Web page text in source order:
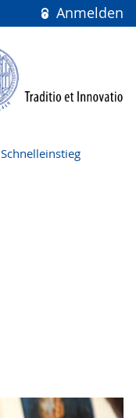
Anmelden
Schnelleinstieg